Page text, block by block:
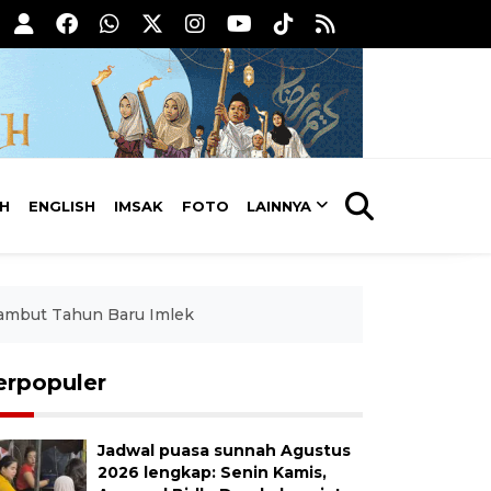
ENGLISH IMSAK FOTO LAINNYA
Tahun Baru Imlek
Jadwal puasa sunnah Agustus
2026 lengkap: Senin Kamis,